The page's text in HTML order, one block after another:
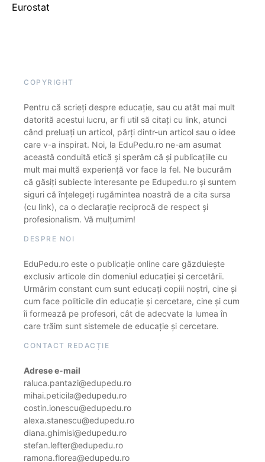
Eurostat
COPYRIGHT
Pentru că scrieți despre educație, sau cu atât mai mult
datorită acestui lucru, ar fi util să citați cu link, atunci
când preluați un articol, părți dintr-un articol sau o idee
care v-a inspirat. Noi, la EduPedu.ro ne-am asumat
această conduită etică și sperăm că și publicațiile cu
mult mai multă experiență vor face la fel. Ne bucurăm
că găsiți subiecte interesante pe Edupedu.ro și suntem
siguri că înțelegeți rugămintea noastră de a cita sursa
(cu link), ca o declarație reciprocă de respect și
profesionalism. Vă mulțumim!
DESPRE NOI
EduPedu.ro este o publicație online care găzduiește
exclusiv articole din domeniul educației și cercetării.
Urmărim constant cum sunt educați copiii noștri, cine și
cum face politicile din educație și cercetare, cine și cum
îi formează pe profesori, cât de adecvate la lumea în
care trăim sunt sistemele de educație și cercetare.
CONTACT REDACȚIE
Adrese e-mail
raluca.pantazi@edupedu.ro
mihai.peticila@edupedu.ro
costin.ionescu@edupedu.ro
alexa.stanescu@edupedu.ro
diana.ghimisi@edupedu.ro
stefan.lefter@edupedu.ro
ramona.florea@edupedu.ro